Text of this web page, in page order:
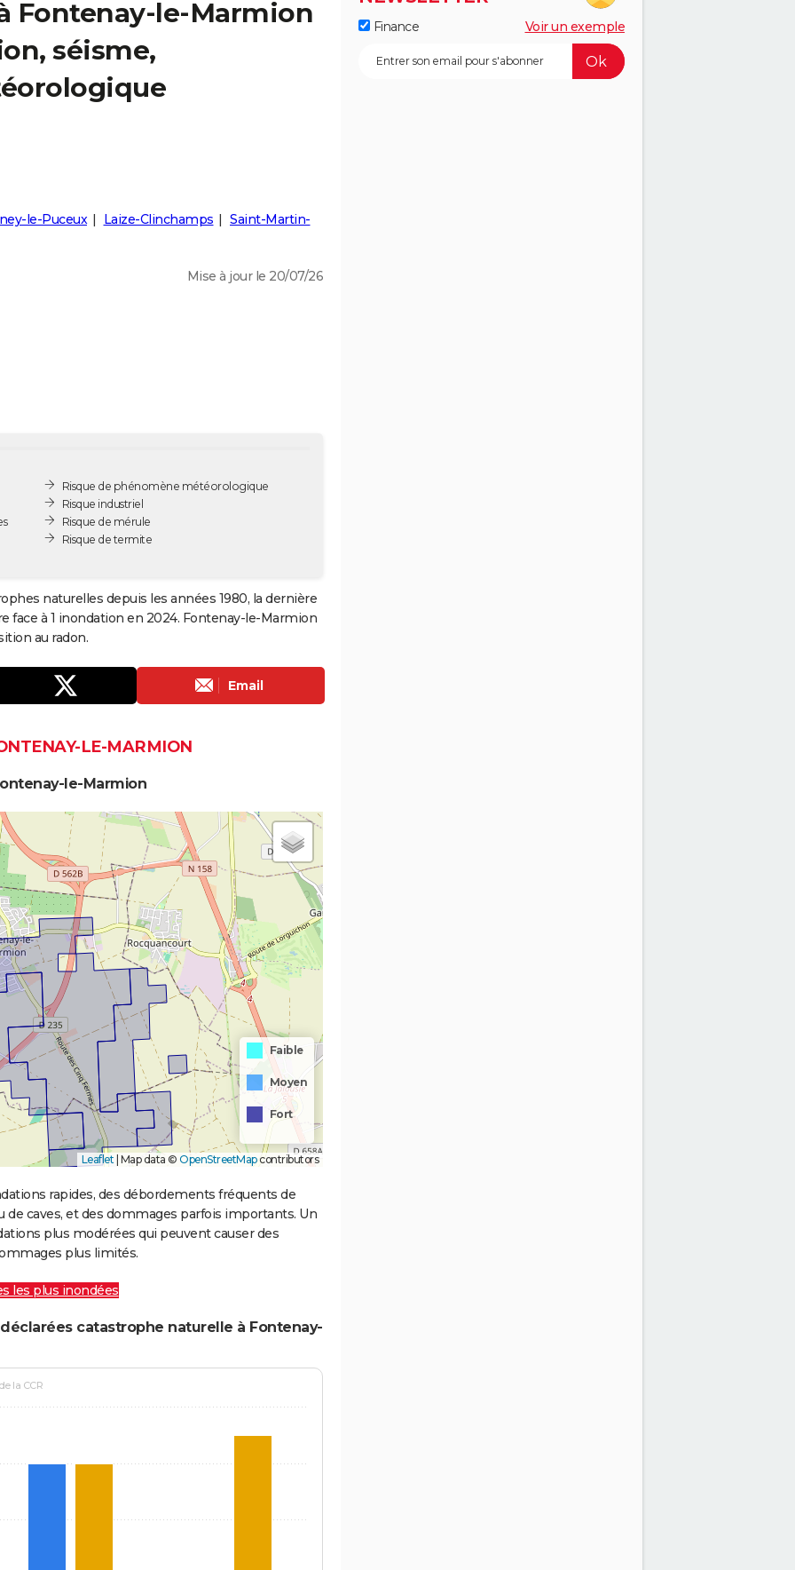
Fontenay-le-Marmion
séisme,
le-Puceux Laize-Clinchamps Saint-Martin-
Mise à jour le 20/07/26
Risque de phénomène météorologique
Risque industriel
Risque de mérule
Risque de termite
naturelles depuis les années 1980, la dernière
face à 1 inondation en 2024. Fontenay-le-Marmion
au radon.
Email
LE-MARMION
le-Marmion
Faible
Moyen
Fort
Leaflet | Map data © OpenStreetMapcontributors
rapides, des débordements fréquents de
de caves, et des dommages parfois importants. Un
plus modérées qui peuvent causer des
plus limités.
les plus inondées
catastrophe naturelle à Fontenay-
la CCR
Finance Voir un exemple